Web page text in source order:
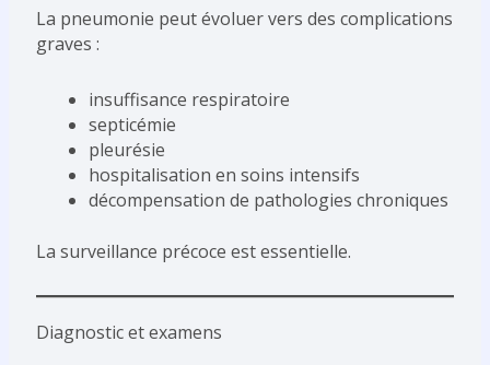
La pneumonie peut évoluer vers des complications
graves :
insuffisance respiratoire
septicémie
pleurésie
hospitalisation en soins intensifs
décompensation de pathologies chroniques
La surveillance précoce est essentielle.
Diagnostic et examens